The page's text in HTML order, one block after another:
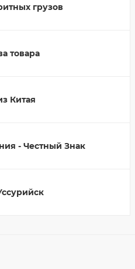
грузов
товара
Китая
- Честный Знак